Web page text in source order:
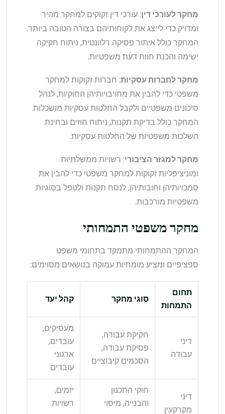
מחקר לעורכי דין: עורכי דין זקוקים למחקר מהיר
ומדויק כדי לייצג את לקוחותיהם בצורה הטובה ביותר.
המחקר כולל איתור פסיקה רלוונטית, ניתוח חקיקה
ישימה והכנת חוות דעת משפטיות.
מחקר לחברות עסקיות: חברות זקוקות למחקר
משפטי כדי להבין את מחויבויותיהן החוקיות, לנהל
סיכונים משפטיים ולקבל החלטות עסקיות מושכלות.
המחקר כולל בדיקת תקנות, ניתוח חוזים ובחינת
השלכות משפטיות של החלטות עסקיות.
מחקר למגזר הציבורי: רשויות ממשלתיות
ומוניציפליות זקוקות למחקר משפטי כדי להבין את
סמכויותיהן וחובותיהן, לנסח תקנות ולטפל בסוגיות
משפטיות מורכבות.
מחקר משפטי התמחותי
המחקר ההתמחותי מתמקד בתחומי משפט
ספציפיים ומציע מומחיות עמוקה בנושאים מסוימים:
תחום
התמחות
סוגי מחקר קהל יעד
דיני
עבודה
חקיקת עבודה,
פסיקת עבודה,
הסכמים קיבוציים
מעסיקים,
עובדים,
ארגוני
עובדים
דיני
מקרקעין
חוקי התכנון
והבנייה, מיסוי
יזמים,
רשויות